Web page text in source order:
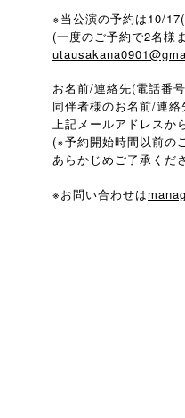
※当公演の予約は10/
(一度のご予約で2名様
お名前/連絡先(電話番
同伴者様のお名前/連絡
上記メールアドレスか
(※予約開始時間以前の
あらかじめご了承くだ
※お問い合わせは